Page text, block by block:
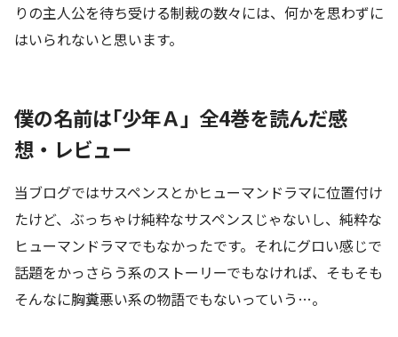
りの主人公を待ち受ける制裁の数々には、何かを思わずに
はいられないと思います。
僕の名前は｢少年Ａ｣ 全4巻を読んだ感
想・レビュー
当ブログではサスペンスとかヒューマンドラマに位置付け
たけど、ぶっちゃけ純粋なサスペンスじゃないし、純粋な
ヒューマンドラマでもなかったです。それにグロい感じで
話題をかっさらう系のストーリーでもなければ、そもそも
そんなに胸糞悪い系の物語でもないっていう…。